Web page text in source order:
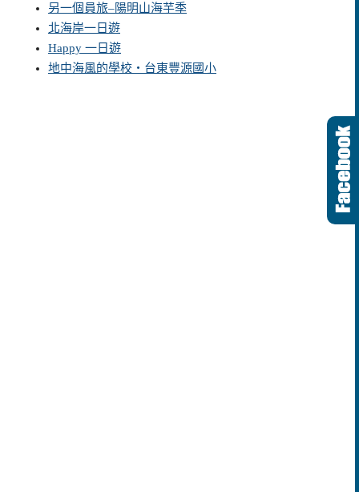
另一個員旅–陽明山海芋季
北海岸一日遊
Happy 一日遊
地中海風的學校‧台東豐源國小